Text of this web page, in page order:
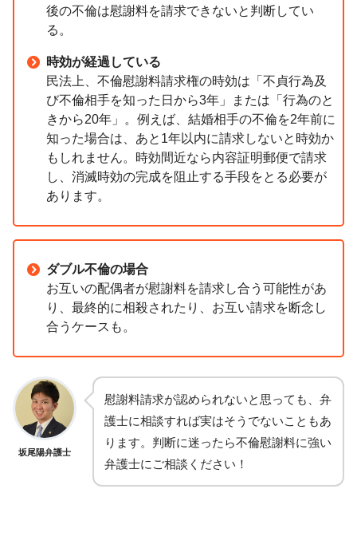
後の不倫は慰謝料を請求できないと判断してい
る。
時効が経過している
民法上、不倫慰謝料請求権の時効は「不貞行為及
び不倫相手を知った日から3年」または「行為のと
きから20年」。例えば、結婚相手の不倫を2年前に
知った場合は、あと1年以内に請求しないと時効か
もしれません。時効間近なら内容証明郵便で請求
し、消滅時効の完成を阻止する手段をとる必要が
あります。
ダブル不倫の場合
お互いの配偶者が慰謝料を請求し合う可能性があ
り、最終的に相殺されたり、お互い請求を断念し
合うケースも。
坂尾陽弁護士
慰謝料請求が認められないと思っても、弁
護士に相談すれば実はそうでないこともあ
ります。判断に迷ったら不倫慰謝料に強い
弁護士にご相談ください！